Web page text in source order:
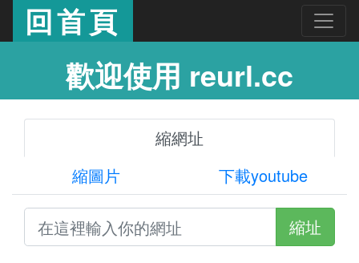
回首頁
歡迎使用 reurl.cc
縮網址
縮圖片
下載youtube
縮址